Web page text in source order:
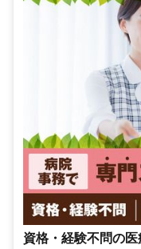
資格・経験不問の